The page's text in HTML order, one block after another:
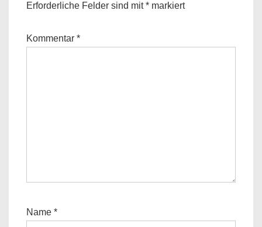
Erforderliche Felder sind mit* markiert
Kommentar *
Name *